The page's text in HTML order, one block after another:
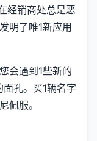
经销商处总是恶
明了唯1新应用
会遇到1些新的
孔。买1辆名字
佩服。